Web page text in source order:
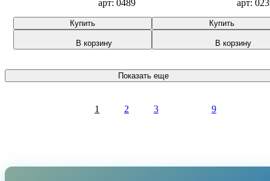
арт: 0489
Купить
В корзину
арт:
Купить
В корзину
Показать еще
1 2 3 9